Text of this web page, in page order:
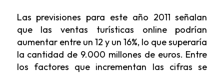
Las previsiones para este año 2011 señalan
que las ventas turísticas online podrían
aumentar entre un 12 y un 16%, lo que superaría
la cantidad de 9.000 millones de euros. Entre
los factores que incrementan las cifras se